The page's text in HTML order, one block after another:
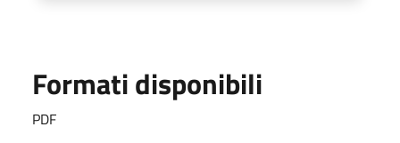
Formati disponibili
PDF